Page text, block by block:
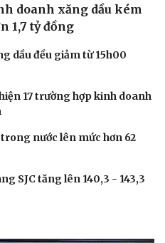
Giải trí
Sao Việt
doanh xăng dầu kém
1,7 tỷ đồng
dầu đều giảm từ 15h00
17 trường hợp kinh doanh
nước lên mức hơn 62
SJC tăng lên 140,3 - 143,3